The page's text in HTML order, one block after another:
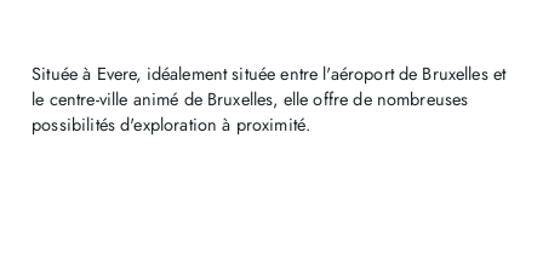
Située à Evere, idéalement située entre l'aéroport de Bruxelles et
le centre-ville animé de Bruxelles, elle offre de nombreuses
possibilités d'exploration à proximité.